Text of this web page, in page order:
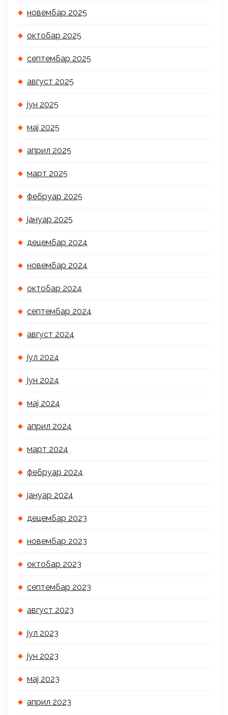
новембар 2025
октобар 2025
септембар 2025
август 2025
јун 2025
мај 2025
април 2025
март 2025
фебруар 2025
јануар 2025
децембар 2024
новембар 2024
октобар 2024
септембар 2024
август 2024
јул 2024
јун 2024
мај 2024
април 2024
март 2024
фебруар 2024
јануар 2024
децембар 2023
новембар 2023
октобар 2023
септембар 2023
август 2023
јул 2023
јун 2023
мај 2023
април 2023